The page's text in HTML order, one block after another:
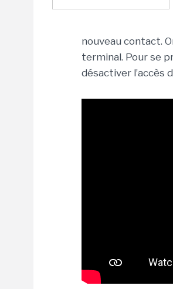
nouveau contact.
terminal. Pour se
désactiver l’accès